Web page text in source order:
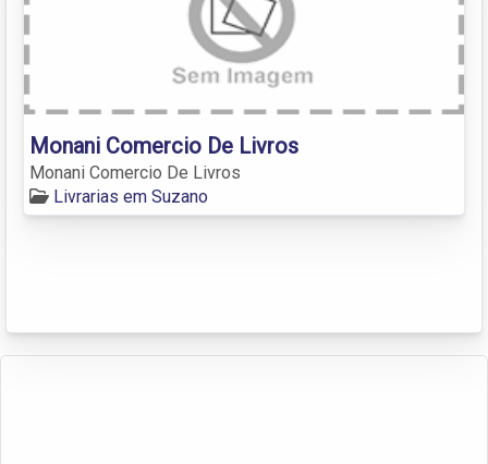
Monani Comercio De Livros
Monani Comercio De Livros
Livrarias em Suzano